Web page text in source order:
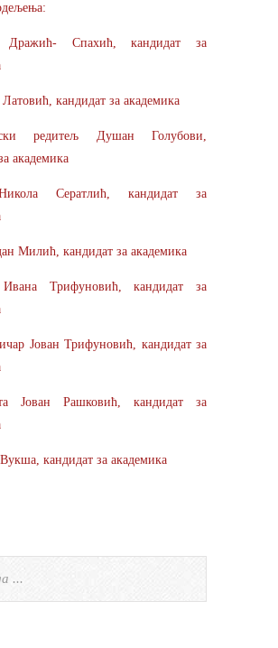
Спахић, кандидат за
кандидат за академика
редитељ Душан Голубови,
академика
Сератлић, кандидат за
Милић, кандидат за академика
Трифуновић, кандидат за
Јован Трифуновић, кандидат за
Јован Рашковић, кандидат за
кандидат за академика